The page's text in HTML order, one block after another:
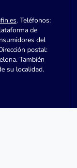
. Teléfonos:
de
del
postal:
También
su localidad.